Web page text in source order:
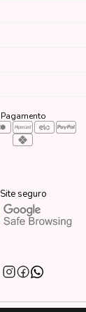
Pagamento
Site seguro